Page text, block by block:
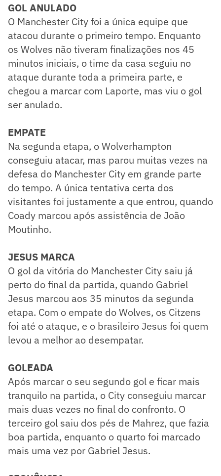
GOL ANULADO
​O Manchester City foi a única equipe que
atacou durante o primeiro tempo. Enquanto
os Wolves não tiveram finalizações nos 45
minutos iniciais, o time da casa seguiu no
ataque durante toda a primeira parte, e
chegou a marcar com Laporte, mas viu o gol
ser anulado.
EMPATE
​Na segunda etapa, o Wolverhampton
conseguiu atacar, mas parou muitas vezes na
defesa do Manchester City em grande parte
do tempo. A única tentativa certa dos
visitantes foi justamente a que entrou, quando
Coady marcou após assistência de João
Moutinho.
JESUS MARCA
O gol da vitória do Manchester City saiu já
perto do final da partida, quando Gabriel
Jesus marcou aos 35 minutos da segunda
etapa. Com o empate do Wolves, os Citzens
foi até o ataque, e o brasileiro Jesus foi quem
levou a melhor ao desempatar.
GOLEADA
Após marcar o seu segundo gol e ficar mais
tranquilo na partida, o City conseguiu marcar
mais duas vezes no final do confronto. O
terceiro gol saiu dos pés de Mahrez, que fazia
boa partida, enquanto o quarto foi marcado
mais uma vez por Gabriel Jesus.